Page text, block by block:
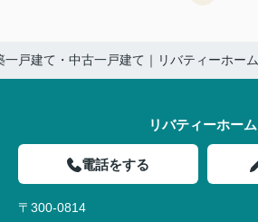
一戸建て・中古一戸建て｜リバティーホーム
リバティーホーム
電話をする
〒300-0814